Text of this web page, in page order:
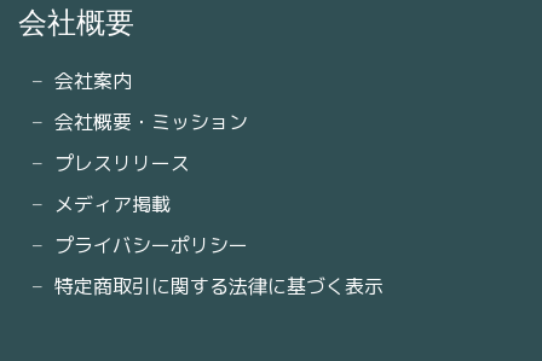
会社概要
会社案内
会社概要・ミッション
プレスリリース
メディア掲載
プライバシーポリシー
特定商取引に関する法律に基づく表示